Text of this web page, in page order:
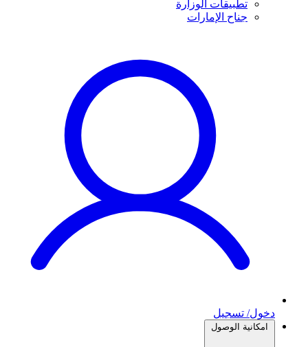
تطبيقات الوزارة
جناح الإمارات
دخول/ تسجيل
امكانية الوصول